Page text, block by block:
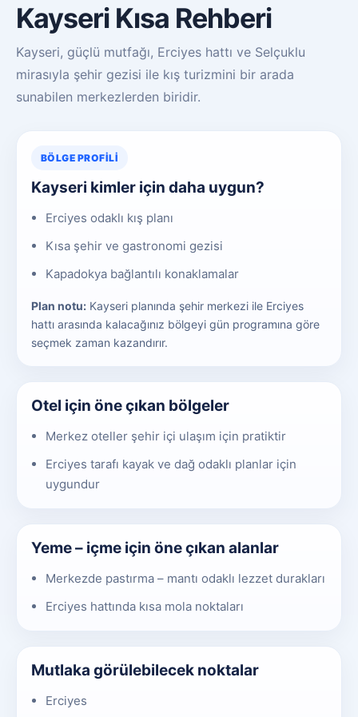
Kayseri Kısa Rehberi
Kayseri, güçlü mutfağı, Erciyes hattı ve Selçuklu
mirasıyla şehir gezisi ile kış turizmini bir arada
sunabilen merkezlerden biridir.
BÖLGE PROFILI
Kayseri kimler için daha uygun?
Erciyes odaklı kış planı
Kısa şehir ve gastronomi gezisi
Kapadokya bağlantılı konaklamalar
Plan notu: Kayseri planında şehir merkezi ile Erciyes
hattı arasında kalacağınız bölgeyi gün programına göre
seçmek zaman kazandırır.
Otel için öne çıkan bölgeler
Merkez oteller şehir içi ulaşım için pratiktir
Erciyes tarafı kayak ve dağ odaklı planlar için
uygundur
Yeme – içme için öne çıkan alanlar
Merkezde pastırma – mantı odaklı lezzet durakları
Erciyes hattında kısa mola noktaları
Mutlaka görülebilecek noktalar
Erciyes